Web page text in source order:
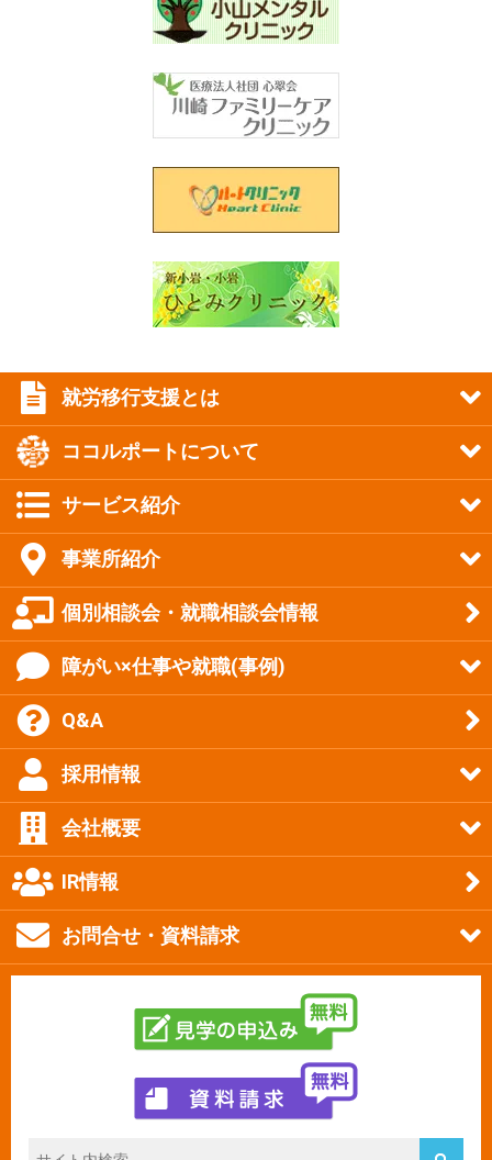
就労移行支援とは
ココルポートについて
サービス紹介
事業所紹介
個別相談会・就職相談会情報
障がい×仕事や就職(事例)
Q&A
採用情報
会社概要
IR情報
お問合せ・資料請求